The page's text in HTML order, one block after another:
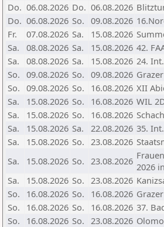
Do. 06.08.2026 Do. 06.08.2026
Do. 06.08.2026 So. 09.08.2026
Fr.
07.08.2026 Sa. 15.08.2026
Sa.
08.08.2026 Sa. 15.08.2026 42.
Sa.
08.08.2026 Sa. 15.08.2026 24.
So. 09.08.2026 So. 09.08.2026
So. 09.08.2026 So. 16.08.2026 XII
Sa.
15.08.2026 So. 16.08.2026 WIL
Sa.
15.08.2026 So. 16.08.2026
Sa.
15.08.2026 Sa. 22.08.2026 35.
Sa.
15.08.2026 So. 23.08.2026
Sa.
15.08.2026 So. 23.08.2026 2026
Sa.
15.08.2026 So. 23.08.2026
So.
16.08.2026 So. 16.08.2026
So.
16.08.2026 So. 16.08.2026 37.
So.
16.08.2026 So. 23.08.2026